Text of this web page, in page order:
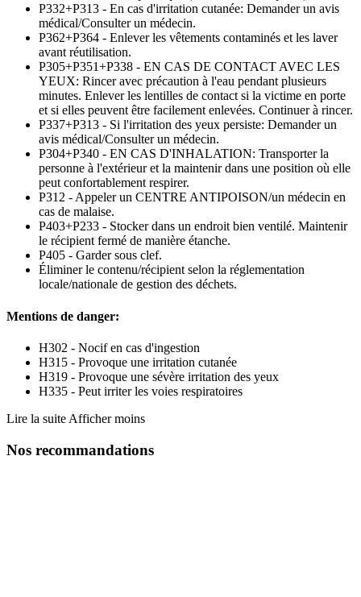
P332+P313 - En cas d'irritation cutanée: Demander un avis
médical/Consulter un médecin.
P362+P364 - Enlever les vêtements contaminés et les laver
avant réutilisation.
P305+P351+P338 - EN CAS DE CONTACT AVEC LES
YEUX: Rincer avec précaution à l'eau pendant plusieurs
minutes. Enlever les lentilles de contact si la victime en porte
et si elles peuvent être facilement enlevées. Continuer à rincer.
P337+P313 - Si l'irritation des yeux persiste: Demander un
avis médical/Consulter un médecin.
P304+P340 - EN CAS D'INHALATION: Transporter la
personne à l'extérieur et la maintenir dans une position où elle
peut confortablement respirer.
P312 - Appeler un CENTRE ANTIPOISON/un médecin en
cas de malaise.
P403+P233 - Stocker dans un endroit bien ventilé. Maintenir
le récipient fermé de manière étanche.
P405 - Garder sous clef.
Éliminer le contenu/récipient selon la réglementation
locale/nationale de gestion des déchets.
Mentions de danger:
H302 - Nocif en cas d'ingestion
H315 - Provoque une irritation cutanée
H319 - Provoque une sévère irritation des yeux
H335 - Peut irriter les voies respiratoires
Lire la suite Afficher moins
Nos recommandations